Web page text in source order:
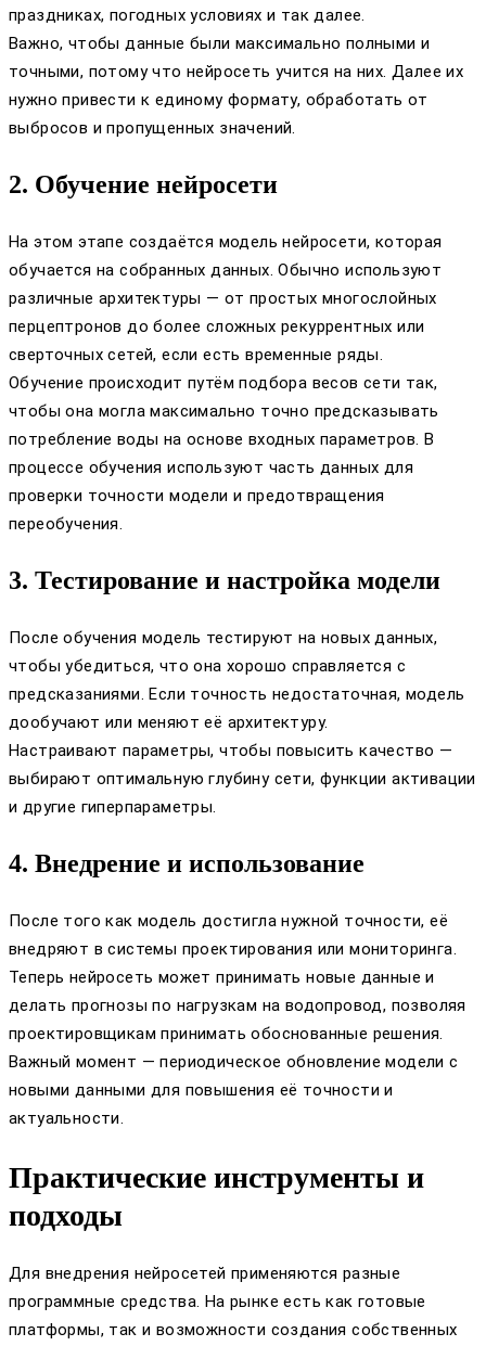
праздниках, погодных условиях и так далее.
Важно, чтобы данные были максимально полными и
точными, потому что нейросеть учится на них. Далее их
нужно привести к единому формату, обработать от
выбросов и пропущенных значений.
2. Обучение нейросети
На этом этапе создаётся модель нейросети, которая
обучается на собранных данных. Обычно используют
различные архитектуры — от простых многослойных
перцептронов до более сложных рекуррентных или
сверточных сетей, если есть временные ряды.
Обучение происходит путём подбора весов сети так,
чтобы она могла максимально точно предсказывать
потребление воды на основе входных параметров. В
процессе обучения используют часть данных для
проверки точности модели и предотвращения
переобучения.
3. Тестирование и настройка модели
После обучения модель тестируют на новых данных,
чтобы убедиться, что она хорошо справляется с
предсказаниями. Если точность недостаточная, модель
дообучают или меняют её архитектуру.
Настраивают параметры, чтобы повысить качество —
выбирают оптимальную глубину сети, функции активации
и другие гиперпараметры.
4. Внедрение и использование
После того как модель достигла нужной точности, её
внедряют в системы проектирования или мониторинга.
Теперь нейросеть может принимать новые данные и
делать прогнозы по нагрузкам на водопровод, позволяя
проектировщикам принимать обоснованные решения.
Важный момент — периодическое обновление модели с
новыми данными для повышения её точности и
актуальности.
Практические инструменты и
подходы
Для внедрения нейросетей применяются разные
программные средства. На рынке есть как готовые
платформы, так и возможности создания собственных